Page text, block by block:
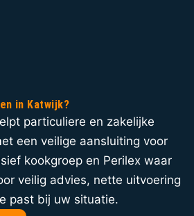
in Katwijk?
particuliere en zakelijke
een veilige aansluiting voor
kookgroep en Perilex waar
veilig advies, nette uitvoering
past bij uw situatie.